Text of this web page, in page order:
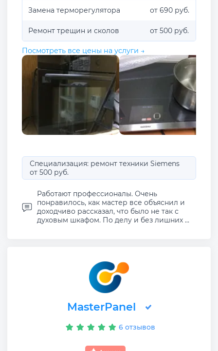
Замена терморегулятора от 690 руб.
Ремонт трещин и сколов от 500 руб.
Посмотреть все цены на услуги →
Специализация: ремонт техники Siemens
от 500 руб.
Работают профессионалы. Очень
понравилось, как мастер все объяснил и
доходчиво рассказал, что было не так с
духовым шкафом. По делу и без лишних ...
MasterPanel
6 отзывов